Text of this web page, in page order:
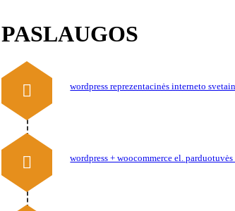
PASLAUGOS
wordpress reprezentacinės interneto
wordpress + woocommerce el.